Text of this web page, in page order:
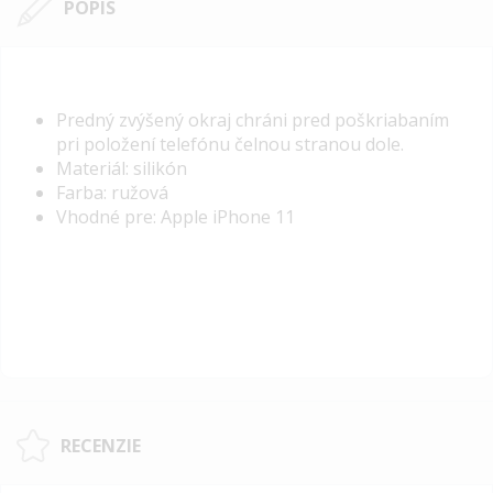
POPIS
Predný zvýšený okraj chráni pred poškriabaním
pri položení telefónu čelnou stranou dole.
Materiál: silikón
Farba: ružová
Vhodné pre: Apple iPhone 11
RECENZIE